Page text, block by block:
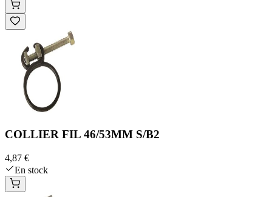
COLLIER FIL 46/53MM S/B2
4,87 €
En stock